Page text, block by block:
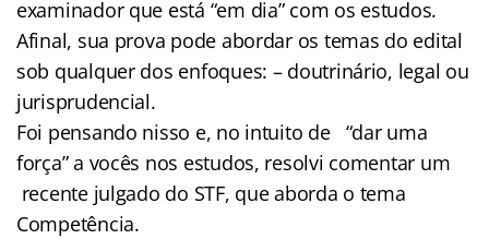
examinador que está “em dia” com os estudos.
Afinal, sua prova pode abordar os temas do edital
sob qualquer dos enfoques: – doutrinário, legal ou
jurisprudencial.
Foi pensando nisso e, no intuito de “dar uma
força” a vocês nos estudos, resolvi comentar um
recente julgado do STF, que aborda o tema
Competência.